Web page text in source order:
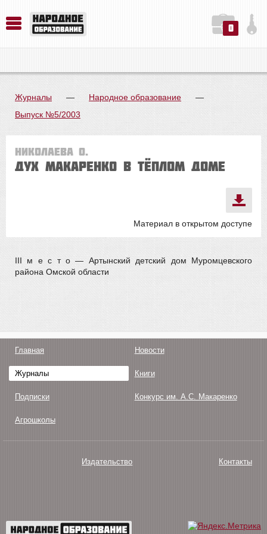
0
Журналы — Народное образование
—
Выпуск №5/2003
Николаева О.
ДУХ МАКАРЕНКО В ТЁПЛОМ ДОМЕ
Материал в открытом доступе
III м е с т о — Артынский детский дом Муромцевского
района Омской области
Главная Новости
Журналы Книги
Подписки Конкурс им. А.С. Макаренко
Агрошколы
Издательство Контакты